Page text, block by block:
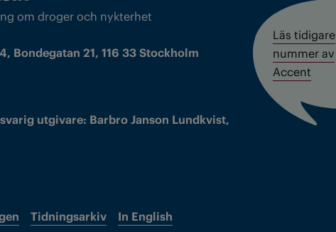
om droger och nykterhet
Bondegatan 21, 116 33 Stockholm
utgivare: Barbro Janson Lundkvist,
Tidningsarkiv In English
Läs tidigare
nummer av
Accent